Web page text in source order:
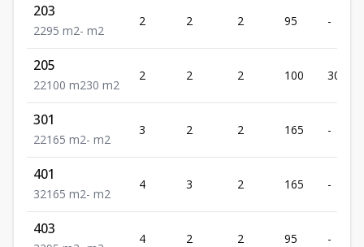
203
2295 m2- m2
2 2 2 95 -
205
22100 m230 m2
2 2 2 100 30
301
22165 m2- m2
3 2 2 165 -
401
32165 m2- m2
4 3 2 165 -
403
4 2 2 95 -